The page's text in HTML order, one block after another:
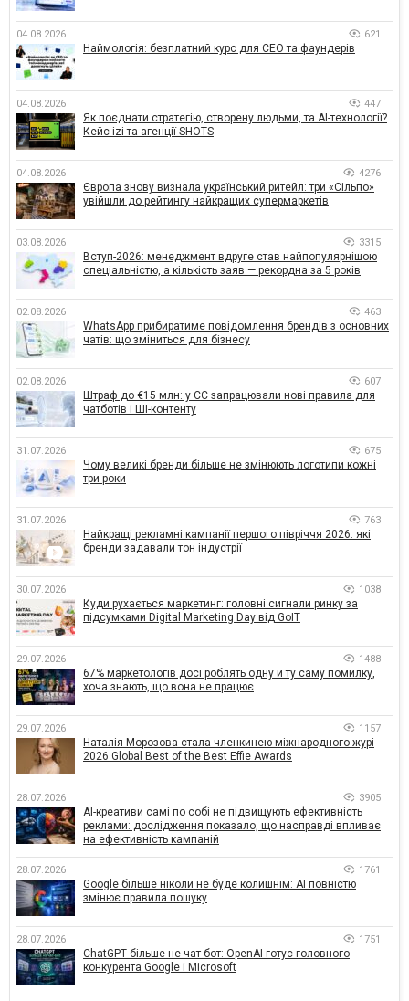
04.08.2026 621
Наймологія: безплатний курс для CEO та фаундерів
04.08.2026 447
Як поєднати стратегію, створену людьми, та AI-технології?
Кейс izi та агенції SHOTS
04.08.2026 4276
Європа знову визнала український ритейл: три «Сільпо»
увійшли до рейтингу найкращих супермаркетів
03.08.2026 3315
Вступ-2026: менеджмент вдруге став найпопулярнішою
спеціальністю, а кількість заяв — рекордна за 5 років
02.08.2026 463
WhatsApp прибиратиме повідомлення брендів з основних
чатів: що зміниться для бізнесу
02.08.2026 607
Штраф до €15 млн: у ЄС запрацювали нові правила для
чатботів і ШІ-контенту
31.07.2026 675
Чому великі бренди більше не змінюють логотипи кожні
три роки
31.07.2026 763
Найкращі рекламні кампанії першого півріччя 2026: які
бренди задавали тон індустрії
30.07.2026 1038
Куди рухається маркетинг: головні сигнали ринку за
підсумками Digital Marketing Day від GoIT
29.07.2026 1488
67% маркетологів досі роблять одну й ту саму помилку,
хоча знають, що вона не працює
29.07.2026 1157
Наталія Морозова стала членкинею міжнародного журі
2026 Global Best of the Best Effie Awards
28.07.2026 3905
AI-креативи самі по собі не підвищують ефективність
реклами: дослідження показало, що насправді впливає
на ефективність кампаній
28.07.2026 1761
Google більше ніколи не буде колишнім: AI повністю
змінює правила пошуку
28.07.2026 1751
ChatGPT більше не чат-бот: OpenAI готує головного
конкурента Google і Microsoft